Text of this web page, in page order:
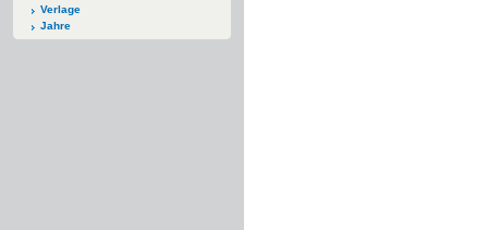
Verlage
Jahre